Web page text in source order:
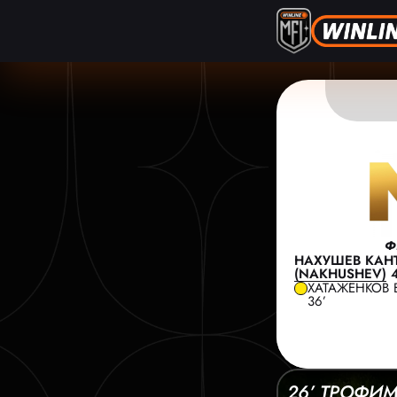
НАХУШЕВ
(NAKHUSHEV)
36’